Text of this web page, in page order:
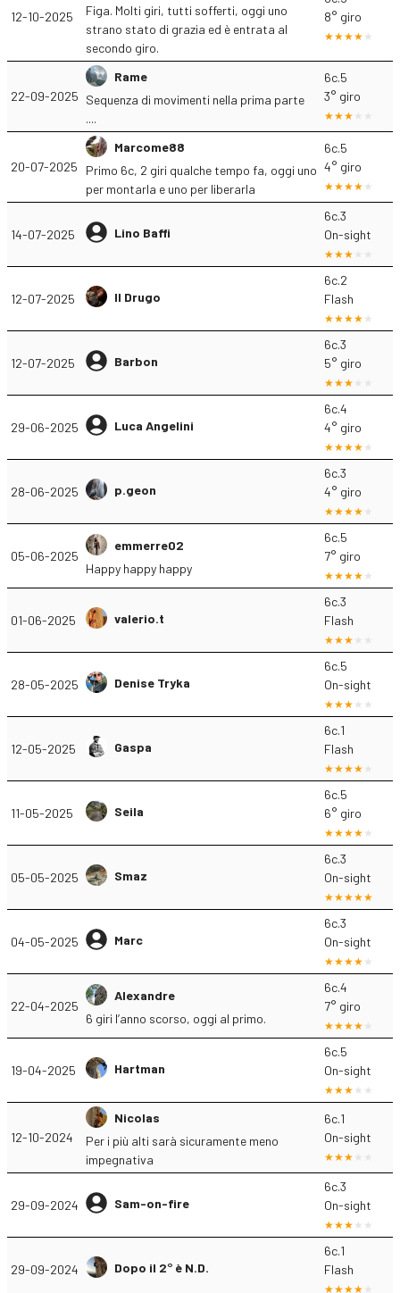
12-10-2025
Figa. Molti giri, tutti sofferti, oggi uno
strano stato di grazia ed è entrata al
secondo giro.
8° giro
22-09-2025
Rame
Sequenza di movimenti nella prima parte
....
6c.5
3° giro
20-07-2025
Marcome88
Primo 6c, 2 giri qualche tempo fa, oggi uno
per montarla e uno per liberarla
6c.5
4° giro
14-07-2025 Lino Baffi
6c.3
On-sight
12-07-2025 Il Drugo
6c.2
Flash
12-07-2025 Barbon
6c.3
5° giro
29-06-2025 Luca Angelini
6c.4
4° giro
28-06-2025 p.geon
6c.3
4° giro
05-06-2025
emmerre02
Happy happy happy
6c.5
7° giro
01-06-2025 valerio.t
6c.3
Flash
28-05-2025 Denise Tryka
6c.5
On-sight
12-05-2025 Gaspa
6c.1
Flash
11-05-2025 Seila
6c.5
6° giro
05-05-2025 Smaz
6c.3
On-sight
04-05-2025 Marc
6c.3
On-sight
22-04-2025
Alexandre
6 giri l’anno scorso, oggi al primo.
6c.4
7° giro
19-04-2025 Hartman
6c.5
On-sight
12-10-2024
Nicolas
Per i più alti sarà sicuramente meno
impegnativa
6c.1
On-sight
29-09-2024 Sam-on-fire
6c.3
On-sight
29-09-2024 Dopo il 2° è N.D.
6c.1
Flash